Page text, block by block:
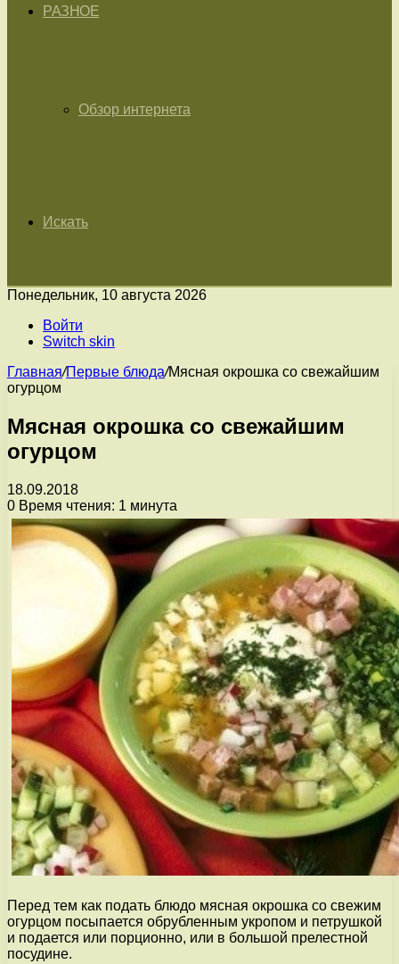
РАЗНОЕ
Обзор интернета
Искать
Понедельник, 10 августа 2026
Войти
Switch skin
Главная/Первые блюда/Мясная окрошка со свежайшим
огурцом
Мясная окрошка со свежайшим
огурцом
18.09.2018
0 Время чтения: 1 минута
Перед тем как подать блюдо мясная окрошка со свежим
огурцом посыпается обрубленным укропом и петрушкой
и подается или порционно, или в большой прелестной
посудине.